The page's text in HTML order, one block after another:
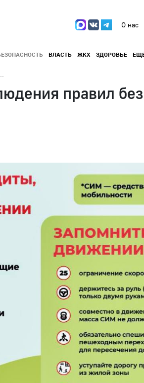
О нас
ВЛАСТЬ ЖКХ ЗДОРОВЬЕ
правил